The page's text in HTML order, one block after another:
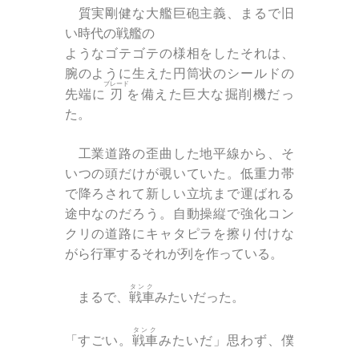
質実剛健な大艦巨砲主義、まるで旧
い時代の戦艦の
ようなゴテゴテの様相をしたそれは、
腕のように生えた円筒状のシールドの
先端に 刃
ブレード
を備えた巨大な掘削機だっ
た。
工業道路の歪曲した地平線から、そ
いつの頭だけが覗いていた。低重力帯
で降ろされて新しい立坑まで運ばれる
途中なのだろう。自動操縦で強化コン
クリの道路にキャタピラを擦り付けな
がら行軍するそれが列を作っている。
まるで、 戦車
タンク
みたいだった。
「すごい。 戦車
タンク
みたいだ」思わず、僕